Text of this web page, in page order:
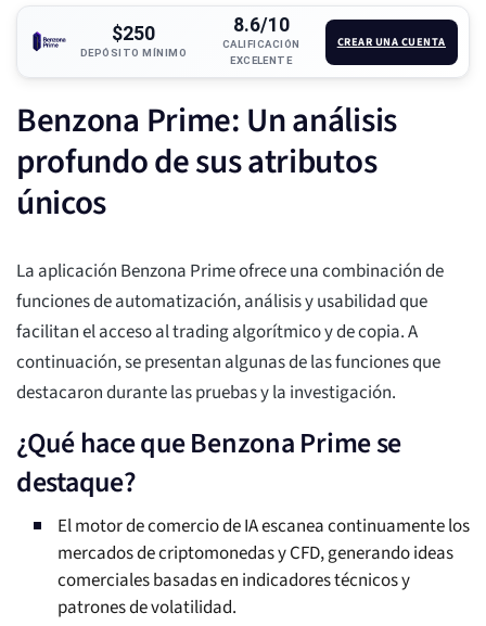
$250
DEPÓSITO MÍNIMO
8.6/10
CALIFICACIÓN
EXCELENTE
CREAR UNA CUENTA
Benzona Prime: Un análisis
profundo de sus atributos
únicos
La aplicación Benzona Prime ofrece una combinación de
funciones de automatización, análisis y usabilidad que
facilitan el acceso al trading algorítmico y de copia. A
continuación, se presentan algunas de las funciones que
destacaron durante las pruebas y la investigación.
¿Qué hace que Benzona Prime se
destaque?
El motor de comercio de IA escanea continuamente los
mercados de criptomonedas y CFD, generando ideas
comerciales basadas en indicadores técnicos y
patrones de volatilidad.